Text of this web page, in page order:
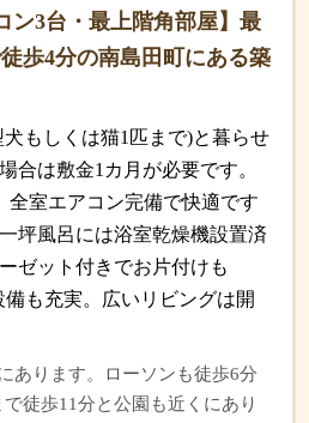
ン3台・最上階角部屋】最
歩4分の南島田町にある築
もしくは猫1匹まで)と暮らせ
合は敷金1カ月が必要です。
全室エアコン完備で快適です
坪風呂には浴室乾燥機設置済
ゼット付きでお片付けも
も充実。広いリビングは開
あります。ローソンも徒歩6分
徒歩11分と公園も近くにあり